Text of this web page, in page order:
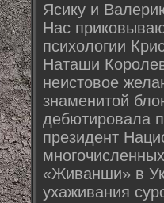
Ясику и
Нас
психологии
Наташи
неистовое
знаменитой
дебютировала
президент
«Живанши» в
ухаживания